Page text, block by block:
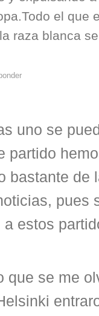
el que
raza blanca
uno se
partido
bastante de
pues
a estos
que se me